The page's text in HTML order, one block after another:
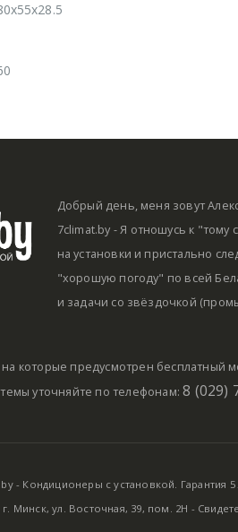
Добрый день, меня зовут
7climat.by - Я отношусь к
на установки и пристально
"хорошую погоду" по всей
и задачи со звёздочкой
которые предусмотрен бесплатный
уточняйте по телефонам:8 (029)
- Кондиционеры с установкой. Гарантия 5
Минск, ул. Восточная, 39, пом. 2Н -